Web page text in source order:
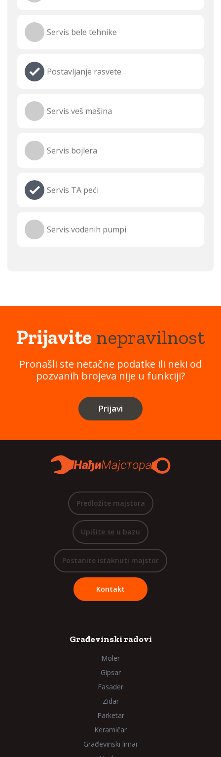
Servis bele tehnike
Postavljanje rasvete
Servis veš mašina
Servis bojlera
Servis TA peći
Servis vodenih pumpi
Prijavitenepravilnost
Pronašli ste netačne podatke ili neki od
pozvanih brojeva nije u funkciji?
Prijavi
Predložite majstora
Upišite se u bazu
Postanite istaknuti majstor
Kontakt
Građevinski radovi
Moler
Gipsar
Fasader
Zidar
Parketar
Keramičar
Građevinski limar